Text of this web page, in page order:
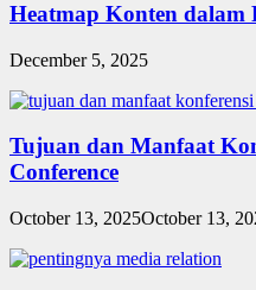
Heatmap Konten dalam
December 5, 2025
Tujuan dan Manfaat
Conference
October 13, 2025October 13,